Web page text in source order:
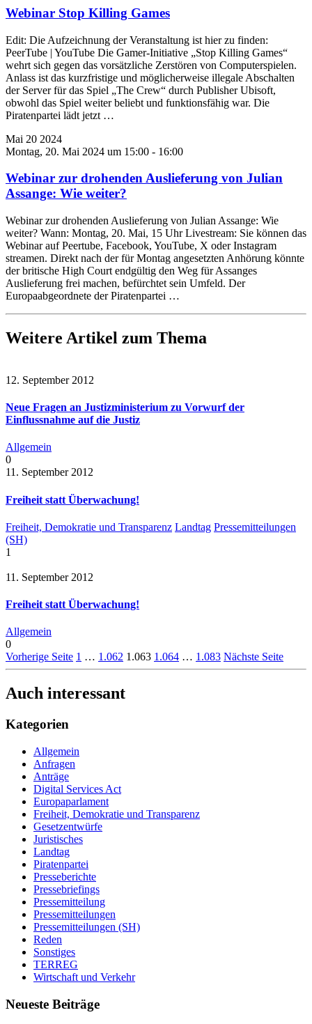
Webinar Stop Killing Games
Edit: Die Aufzeichnung der Veranstaltung ist hier zu finden:
PeerTube | YouTube Die Gamer-Initiative „Stop Killing Games“
wehrt sich gegen das vorsätzliche Zerstören von Computerspielen.
Anlass ist das kurzfristige und möglicherweise illegale Abschalten
der Server für das Spiel „The Crew“ durch Publisher Ubisoft,
obwohl das Spiel weiter beliebt und funktionsfähig war. Die
Piratenpartei lädt jetzt …
Mai 20 2024
Montag, 20. Mai 2024 um 15:00 - 16:00
Webinar zur drohenden Auslieferung von Julian
Assange: Wie weiter?
Webinar zur drohenden Auslieferung von Julian Assange: Wie
weiter? Wann: Montag, 20. Mai, 15 Uhr Livestream: Sie können das
Webinar auf Peertube, Facebook, YouTube, X oder Instagram
streamen. Direkt nach der für Montag angesetzten Anhörung könnte
der britische High Court endgültig den Weg für Assanges
Auslieferung frei machen, befürchtet sein Umfeld. Der
Europaabgeordnete der Piratenpartei …
Weitere Artikel zum Thema
12. September 2012
Neue Fragen an Justizministerium zu Vorwurf der
Einflussnahme auf die Justiz
Allgemein
0
11. September 2012
Freiheit statt Überwachung!
Freiheit, Demokratie und Transparenz Landtag Pressemitteilungen
(SH)
1
11. September 2012
Freiheit statt Überwachung!
Allgemein
0
Vorherige Seite 1 … 1.062 1.063 1.064 … 1.083 Nächste Seite
Auch interessant
Kategorien
Allgemein
Anfragen
Anträge
Digital Services Act
Europaparlament
Freiheit, Demokratie und Transparenz
Gesetzentwürfe
Juristisches
Landtag
Piratenpartei
Presseberichte
Pressebriefings
Pressemitteilung
Pressemitteilungen
Pressemitteilungen (SH)
Reden
Sonstiges
TERREG
Wirtschaft und Verkehr
Neueste Beiträge